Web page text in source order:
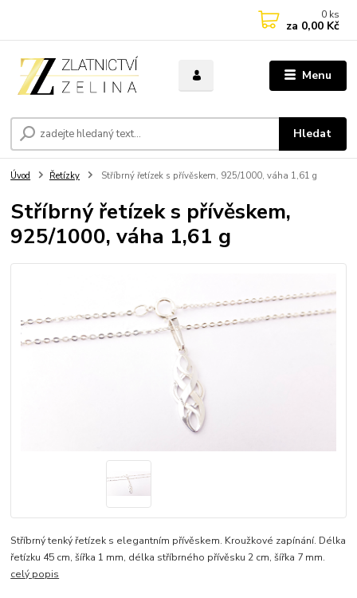
Menu
Hledat
0 ks
za 0,00 Kč
Úvod Řetízky Stříbrný řetízek s přívěskem, 925/1000, váha 1,61 g
Stříbrný řetízek s přívěskem,
925/1000, váha 1,61 g
Stříbrný tenký řetízek s elegantním přívěskem. Kroužkové zapínání. Délka
řetízku 45 cm, šířka 1 mm, délka stříbrného přívěsku 2 cm, šířka 7 mm.
celý popis